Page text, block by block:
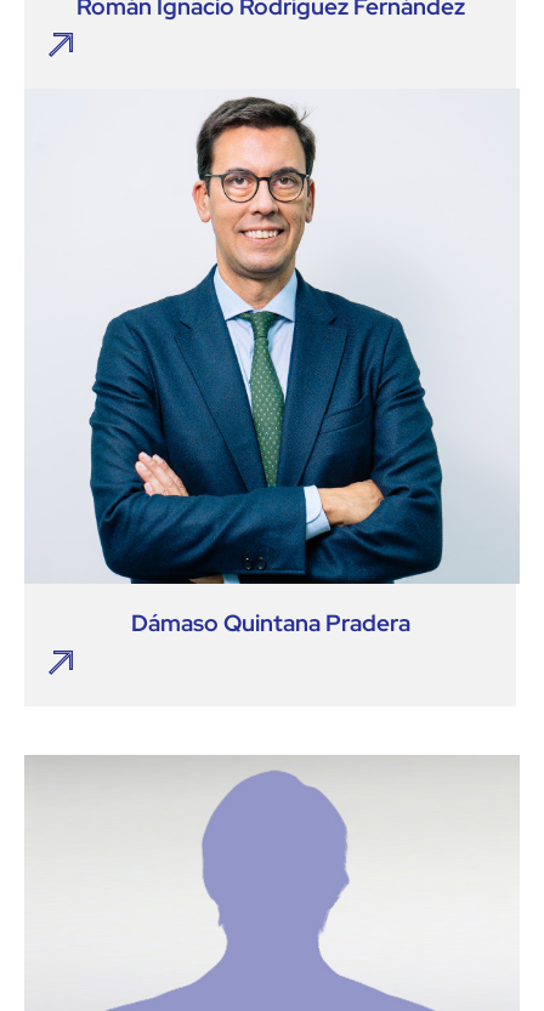
Román Ignacio Rodríguez Fernández
Dámaso Quintana Pradera